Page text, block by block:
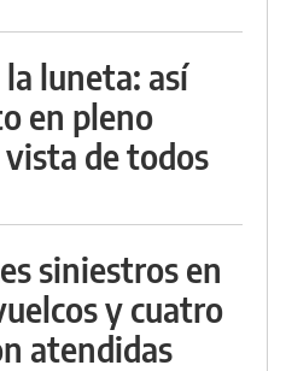
luneta: así
en pleno
de todos
siniestros en
y cuatro
atendidas